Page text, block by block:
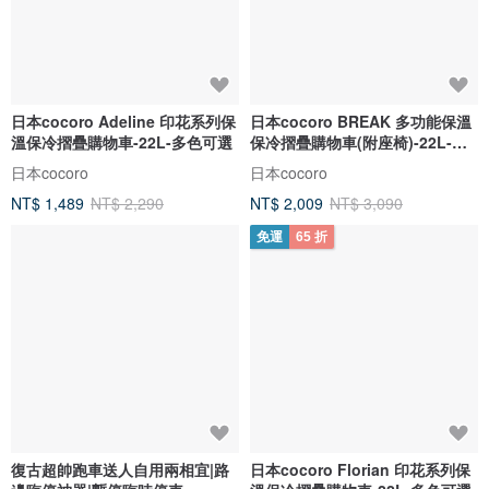
日本cocoro Adeline 印花系列保
溫保冷摺疊購物車-22L-多色可選
日本cocoro
NT$ 1,489 NT$ 2,290
日本cocoro BREAK 多功能保溫
保冷摺疊購物車(附座椅)-22L-多
色選
日本cocoro
NT$ 2,009 NT$ 3,090
復古超帥跑車送人自用兩相宜|路
免運 65 折
日本cocoro Florian 印花系列保